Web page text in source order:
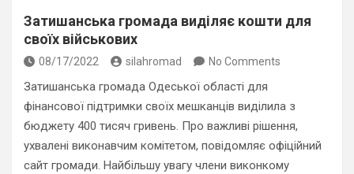
Затишанська громада виділяє кошти для
своїх військових
08/17/2022 silahromad No Comments
Затишанська громада Одеської області для
фінансової підтримки своїх мешканців виділила з
бюджету 400 тисяч гривень. Про важливі рішення,
ухвалені виконавчим комітетом, повідомляє офіційний
сайт громади. Найбільшу увагу члени виконкому